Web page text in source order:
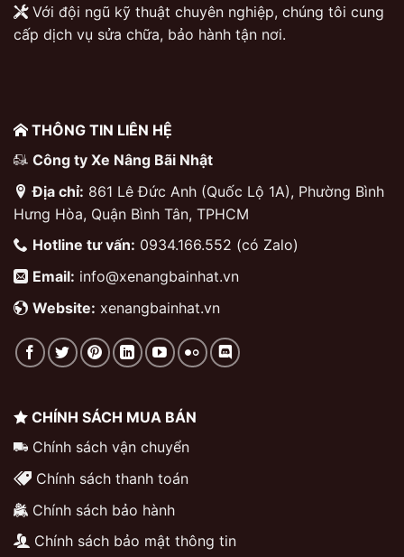
Với đội ngũ kỹ thuật chuyên nghiệp, chúng tôi cung
cấp dịch vụ sửa chữa, bảo hành tận nơi.
THÔNG TIN LIÊN HỆ
Công ty Xe Nâng Bãi Nhật
Địa chỉ: 861 Lê Đức Anh (Quốc Lộ 1A), Phường Bình
Hưng Hòa, Quận Bình Tân, TPHCM
Hotline tư vấn: 0934.166.552 (có Zalo)
Email: info@xenangbainhat.vn
Website: xenangbainhat.vn
CHÍNH SÁCH MUA BÁN
Chính sách vận chuyển
Chính sách thanh toán
Chính sách bảo hành
Chính sách bảo mật thông tin